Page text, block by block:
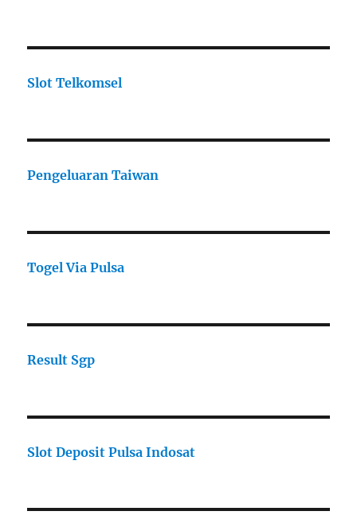
Slot Telkomsel
Pengeluaran Taiwan
Togel Via Pulsa
Result Sgp
Slot Deposit Pulsa Indosat